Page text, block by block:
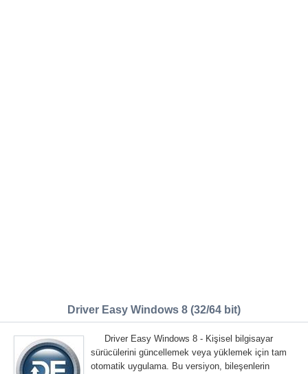
Driver Easy Windows 8 (32/64 bit)
Driver Easy Windows 8 - Kişisel bilgisayar
sürücülerini güncellemek veya yüklemek için tam
otomatik uygulama. Bu versiyon, bileşenlerin